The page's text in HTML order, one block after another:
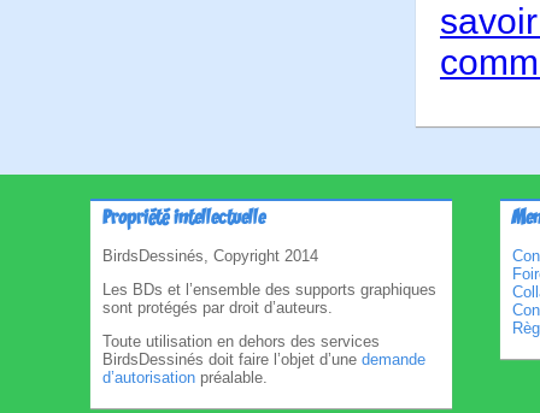
Propriété intellectuelle
BirdsDessinés, Copyright 2014
Les BDs et l’ensemble des supports graphiques
sont protégés par droit d’auteurs.
Toute utilisation en dehors des services
BirdsDessinés doit faire l’objet d’une demande
d’autorisation préalable.